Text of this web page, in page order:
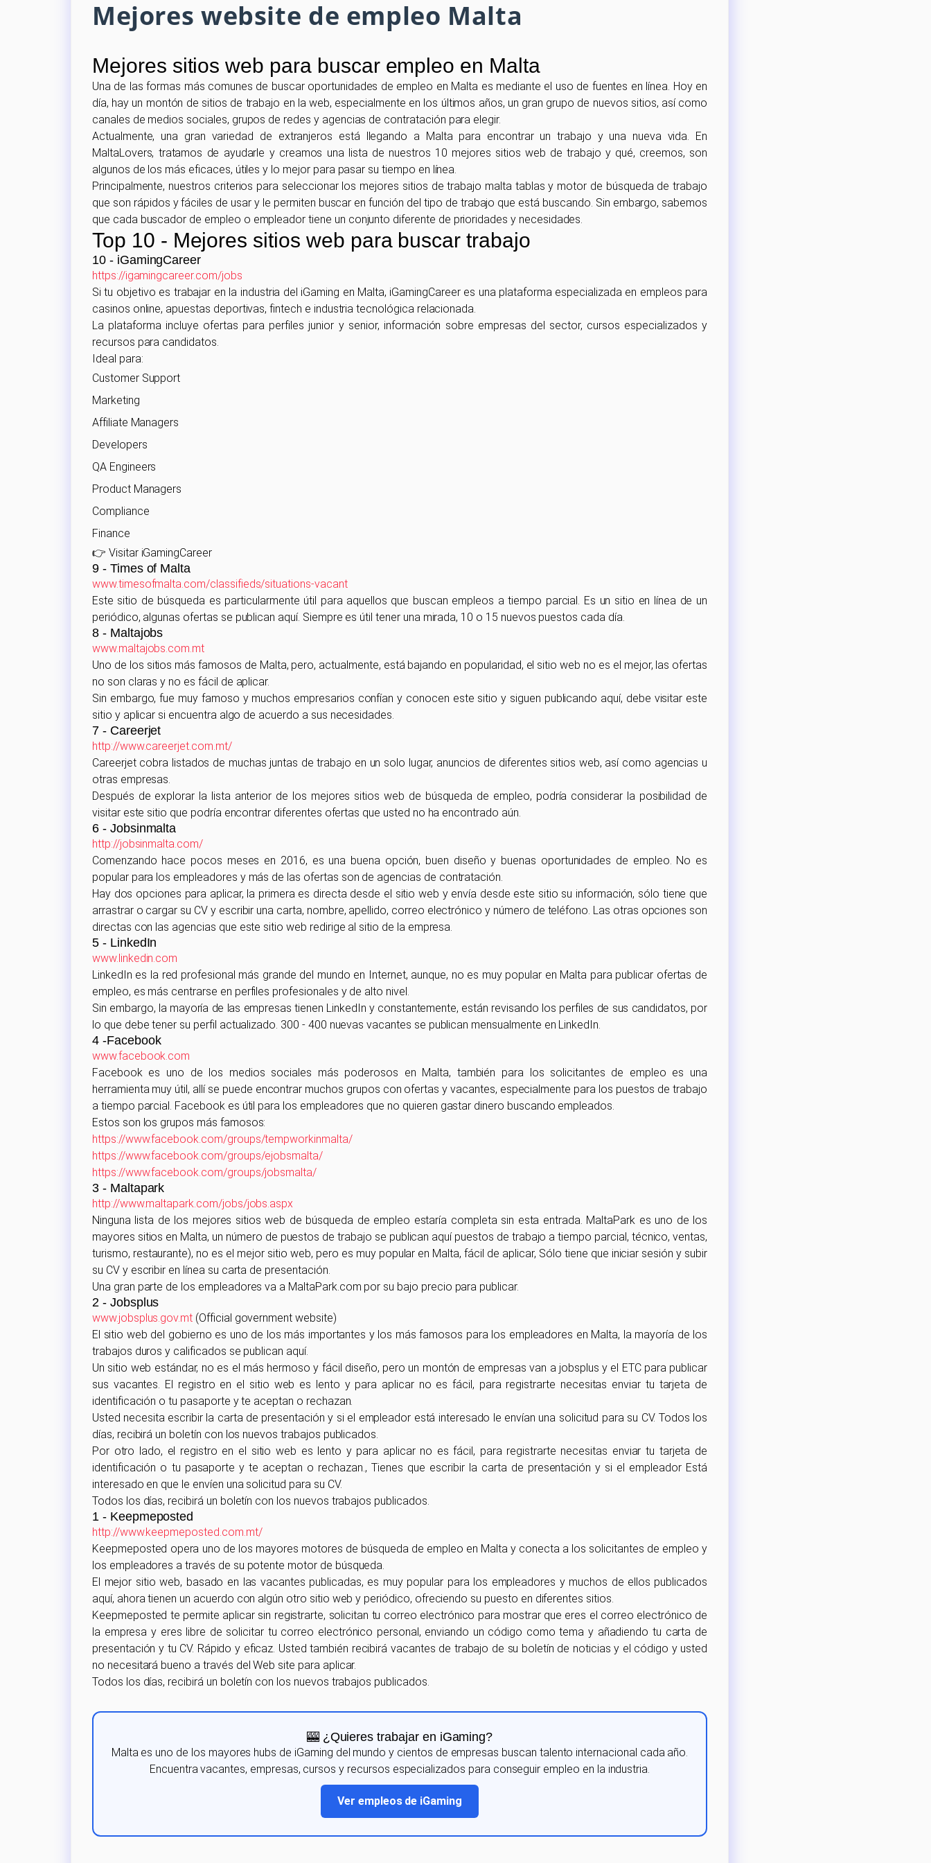
Mejores website de empleo Malta
Mejores sitios web para buscar empleo en Malta
Una de las formas más comunes de buscar oportunidades de empleo en Malta es mediante el uso de fuentes en línea. Hoy en
día, hay un montón de sitios de trabajo en la web, especialmente en los últimos años, un gran grupo de nuevos sitios, así como
canales de medios sociales, grupos de redes y agencias de contratación para elegir.
Actualmente, una gran variedad de extranjeros está llegando a Malta para encontrar un trabajo y una nueva vida. En
MaltaLovers, tratamos de ayudarle y creamos una lista de nuestros 10 mejores sitios web de trabajo y qué, creemos, son
algunos de los más eficaces, útiles y lo mejor para pasar su tiempo en línea.
Principalmente, nuestros criterios para seleccionar los mejores sitios de trabajo malta tablas y motor de búsqueda de trabajo
que son rápidos y fáciles de usar y le permiten buscar en función del tipo de trabajo que está buscando. Sin embargo, sabemos
que cada buscador de empleo o empleador tiene un conjunto diferente de prioridades y necesidades.
Top 10 - Mejores sitios web para buscar trabajo
10 - iGamingCareer
https://igamingcareer.com/jobs
Si tu objetivo es trabajar en la industria del iGaming en Malta, iGamingCareer es una plataforma especializada en empleos para
casinos online, apuestas deportivas, fintech e industria tecnológica relacionada.
La plataforma incluye ofertas para perfiles junior y senior, información sobre empresas del sector, cursos especializados y
recursos para candidatos.
Ideal para:
Customer Support
Marketing
Affiliate Managers
Developers
QA Engineers
Product Managers
Compliance
Finance
👉 Visitar iGamingCareer
9 - Times of Malta
www.timesofmalta.com/classifieds/situations-vacant
Este sitio de búsqueda es particularmente útil para aquellos que buscan empleos a tiempo parcial. Es un sitio en línea de un
periódico, algunas ofertas se publican aquí. Siempre es útil tener una mirada, 10 o 15 nuevos puestos cada día.
8 - Maltajobs
www.maltajobs.com.mt
Uno de los sitios más famosos de Malta, pero, actualmente, está bajando en popularidad, el sitio web no es el mejor, las ofertas
no son claras y no es fácil de aplicar.
Sin embargo, fue muy famoso y muchos empresarios confían y conocen este sitio y siguen publicando aquí, debe visitar este
sitio y aplicar si encuentra algo de acuerdo a sus necesidades.
7 - Careerjet
http://www.careerjet.com.mt/
Careerjet cobra listados de muchas juntas de trabajo en un solo lugar, anuncios de diferentes sitios web, así como agencias u
otras empresas.
Después de explorar la lista anterior de los mejores sitios web de búsqueda de empleo, podría considerar la posibilidad de
visitar este sitio que podría encontrar diferentes ofertas que usted no ha encontrado aún.
6 - Jobsinmalta
http://jobsinmalta.com/
Comenzando hace pocos meses en 2016, es una buena opción, buen diseño y buenas oportunidades de empleo. No es
popular para los empleadores y más de las ofertas son de agencias de contratación.
Hay dos opciones para aplicar, la primera es directa desde el sitio web y envía desde este sitio su información, sólo tiene que
arrastrar o cargar su CV y escribir una carta, nombre, apellido, correo electrónico y número de teléfono. Las otras opciones son
directas con las agencias que este sitio web redirige al sitio de la empresa.
5 - LinkedIn
www.linkedin.com
LinkedIn es la red profesional más grande del mundo en Internet, aunque, no es muy popular en Malta para publicar ofertas de
empleo, es más centrarse en perfiles profesionales y de alto nivel.
Sin embargo, la mayoría de las empresas tienen LinkedIn y constantemente, están revisando los perfiles de sus candidatos, por
lo que debe tener su perfil actualizado. 300 - 400 nuevas vacantes se publican mensualmente en LinkedIn.
4 -Facebook
www.facebook.com
Facebook es uno de los medios sociales más poderosos en Malta, también para los solicitantes de empleo es una
herramienta muy útil, allí se puede encontrar muchos grupos con ofertas y vacantes, especialmente para los puestos de trabajo
a tiempo parcial. Facebook es útil para los empleadores que no quieren gastar dinero buscando empleados.
Estos son los grupos más famosos:
https://www.facebook.com/groups/tempworkinmalta/
https://www.facebook.com/groups/ejobsmalta/
https://www.facebook.com/groups/jobsmalta/
3 - Maltapark
http://www.maltapark.com/jobs/jobs.aspx
Ninguna lista de los mejores sitios web de búsqueda de empleo estaría completa sin esta entrada. MaltaPark es uno de los
mayores sitios en Malta, un número de puestos de trabajo se publican aquí puestos de trabajo a tiempo parcial, técnico, ventas,
turismo, restaurante), no es el mejor sitio web, pero es muy popular en Malta, fácil de aplicar, Sólo tiene que iniciar sesión y subir
su CV y escribir en línea su carta de presentación.
Una gran parte de los empleadores va a MaltaPark.com por su bajo precio para publicar.
2 - Jobsplus
www.jobsplus.gov.mt (Official government website)
El sitio web del gobierno es uno de los más importantes y los más famosos para los empleadores en Malta, la mayoría de los
trabajos duros y calificados se publican aquí.
Un sitio web estándar, no es el más hermoso y fácil diseño, pero un montón de empresas van a jobsplus y el ETC para publicar
sus vacantes. El registro en el sitio web es lento y para aplicar no es fácil, para registrarte necesitas enviar tu tarjeta de
identificación o tu pasaporte y te aceptan o rechazan.
Usted necesita escribir la carta de presentación y si el empleador está interesado le envían una solicitud para su CV. Todos los
días, recibirá un boletín con los nuevos trabajos publicados.
Por otro lado, el registro en el sitio web es lento y para aplicar no es fácil, para registrarte necesitas enviar tu tarjeta de
identificación o tu pasaporte y te aceptan o rechazan., Tienes que escribir la carta de presentación y si el empleador Está
interesado en que le envíen una solicitud para su CV.
Todos los días, recibirá un boletín con los nuevos trabajos publicados.
1 - Keepmeposted
http://www.keepmeposted.com.mt/
Keepmeposted opera uno de los mayores motores de búsqueda de empleo en Malta y conecta a los solicitantes de empleo y
los empleadores a través de su potente motor de búsqueda.
El mejor sitio web, basado en las vacantes publicadas, es muy popular para los empleadores y muchos de ellos publicados
aquí, ahora tienen un acuerdo con algún otro sitio web y periódico, ofreciendo su puesto en diferentes sitios.
Keepmeposted te permite aplicar sin registrarte, solicitan tu correo electrónico para mostrar que eres el correo electrónico de
la empresa y eres libre de solicitar tu correo electrónico personal, enviando un código como tema y añadiendo tu carta de
presentación y tu CV. Rápido y eficaz. Usted también recibirá vacantes de trabajo de su boletín de noticias y el código y usted
no necesitará bueno a través del Web site para aplicar.
Todos los días, recibirá un boletín con los nuevos trabajos publicados.
🎰 ¿Quieres trabajar en iGaming?
Malta es uno de los mayores hubs de iGaming del mundo y cientos de empresas buscan talento internacional cada año.
Encuentra vacantes, empresas, cursos y recursos especializados para conseguir empleo en la industria.
Ver empleos de iGaming